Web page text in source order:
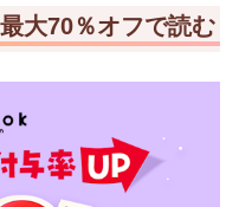
大70％オフで読む